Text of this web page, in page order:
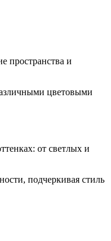
пространства и
цветовыми
от светлых и
подчеркивая стиль